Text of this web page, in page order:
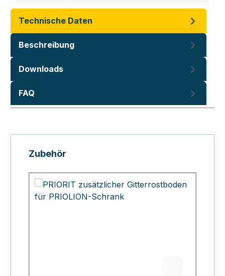
Technische Daten
Beschreibung
Downloads
FAQ
Produktgalerie überspringen
Zubehör